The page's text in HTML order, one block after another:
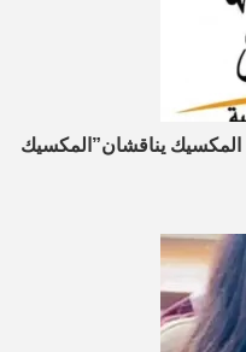
المكسيك يناقشان”المكسيك